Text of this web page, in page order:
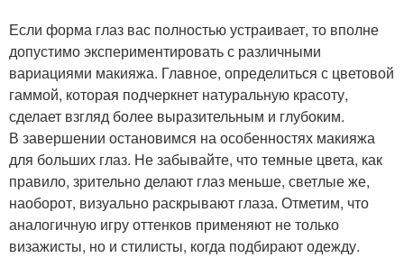
Если форма глаз вас полностью устраивает, то вполне
допустимо экспериментировать с различными
вариациями макияжа. Главное, определиться с цветовой
гаммой, которая подчеркнет натуральную красоту,
сделает взгляд более выразительным и глубоким.
В завершении остановимся на особенностях макияжа
для больших глаз. Не забывайте, что темные цвета, как
правило, зрительно делают глаз меньше, светлые же,
наоборот, визуально раскрывают глаза. Отметим, что
аналогичную игру оттенков применяют не только
визажисты, но и стилисты, когда подбирают одежду.